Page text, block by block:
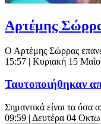
Αρτέμης
Ο Αρτέμης Σώρρας
15:57 | Κυριακή 15
Ταυτοποιήθηκαν
Σημαντικά είναι τα όσα
09:59 | Δευτέρα 04